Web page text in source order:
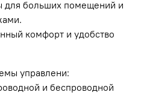
больших помещений и
комфорт и удобство
управлени:
и беспроводной